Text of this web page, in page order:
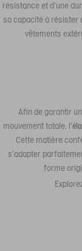
résistance et d'une
sa capacité à résister
vêtements
Afin de garantir
mouvement totale, l'
Cette matière
s'adapter
forme